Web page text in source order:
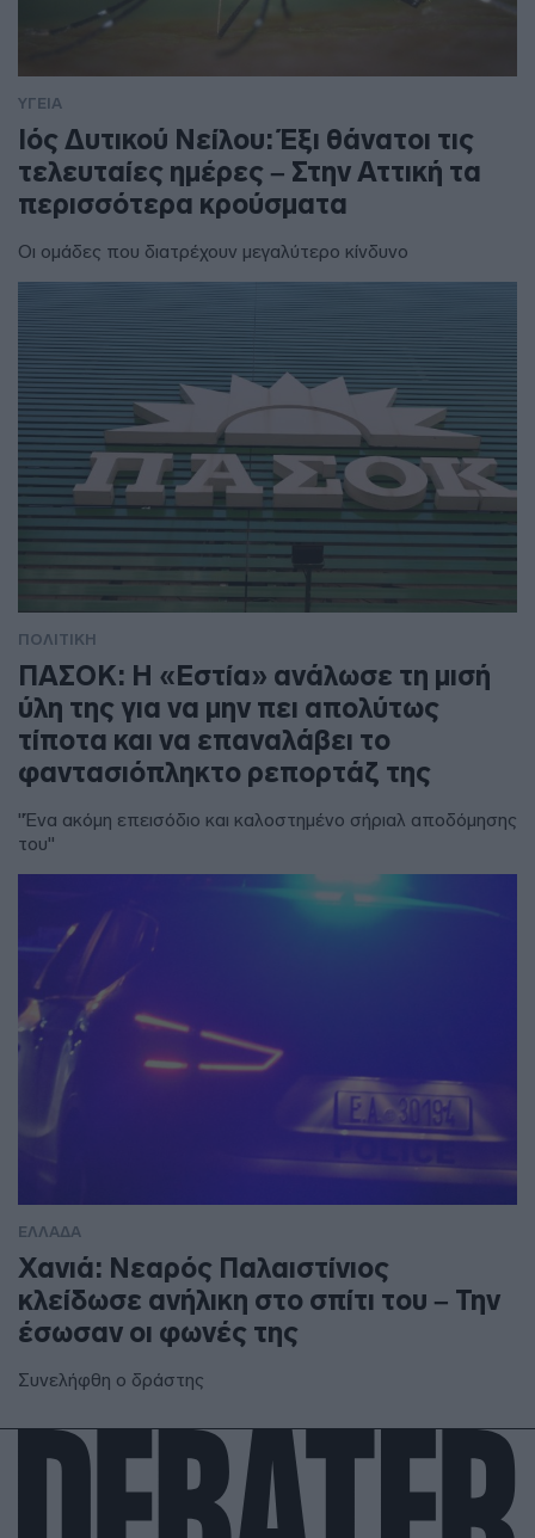
ΥΓΕΙΑ
Ιός Δυτικού Νείλου: Έξι θάνατοι τις
τελευταίες ημέρες – Στην Αττική τα
περισσότερα κρούσματα
Οι ομάδες που διατρέχουν μεγαλύτερο κίνδυνο
ΠΟΛΙΤΙΚΗ
ΠΑΣΟΚ: Η «Εστία» ανάλωσε τη μισή
ύλη της για να μην πει απολύτως
τίποτα και να επαναλάβει το
φαντασιόπληκτο ρεπορτάζ της
"Ένα ακόμη επεισόδιο και καλοστημένο σήριαλ αποδόμησης
του"
ΕΛΛΑΔΑ
Χανιά: Νεαρός Παλαιστίνιος
κλείδωσε ανήλικη στο σπίτι του – Την
έσωσαν οι φωνές της
Συνελήφθη ο δράστης